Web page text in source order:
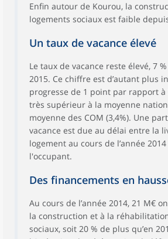
Enfin autour de Kourou, la
logements sociaux est faible
Un taux de vacance élevé
Le taux de vacance reste élevé, 7
2015. Ce chiffre est d’autant plus
progresse de 1 point par rapport à
très supérieur à la moyenne
moyenne des COM (3,4%). Une
vacance est due au délai entre la
logement au cours de l’année
l'occupant.
Des financements en
Au cours de l’année 2014, 21 M€
la construction et à la
sociaux, soit 20 % de plus qu’en